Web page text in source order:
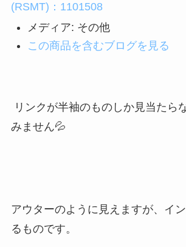
(RSMT)：1101508
メディア: その他
この商品を含むブログを見る
リンクが半袖のものしか見当たら
みません💦
アウターのように見えますが、イ
るものです。